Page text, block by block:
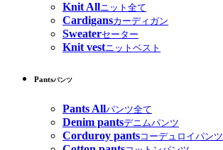
Knit Allニット全て
Cardigansカーディガン
Sweaterセーター
Knit vestニットベスト
Pantsパンツ
Pants Allパンツ全て
Denim pantsデニムパンツ
Corduroy pantsコーデュロイパンツ